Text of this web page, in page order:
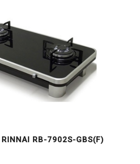
RINNAI RB-7902S-GBS(F)